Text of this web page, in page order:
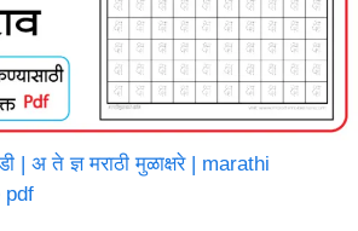
| अ ते ज्ञ मराठी मुळाक्षरे | marathi
pdf